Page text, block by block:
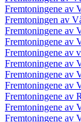
Fremtoningene av
Fremtoningen av
Fremtoningene av
Fremtoningene av
Fremtoningene av
Fremtoningene av
Fremtoningene av
Fremtoningene av
Fremtoningene av
Fremtoningene av
Fremtoningene av